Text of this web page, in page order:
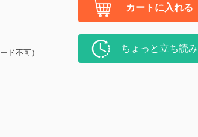
ド不可）
カートに入れる
ちょっと立ち読み